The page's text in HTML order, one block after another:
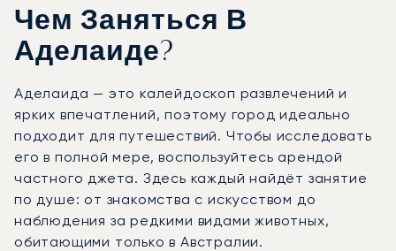
Чем Заняться В
Аделаиде?
Аделаида — это калейдоскоп развлечений и
ярких впечатлений, поэтому город идеально
подходит для путешествий. Чтобы исследовать
его в полной мере, воспользуйтесь арендой
частного джета. Здесь каждый найдёт занятие
по душе: от знакомства с искусством до
наблюдения за редкими видами животных,
обитающими только в Австралии.